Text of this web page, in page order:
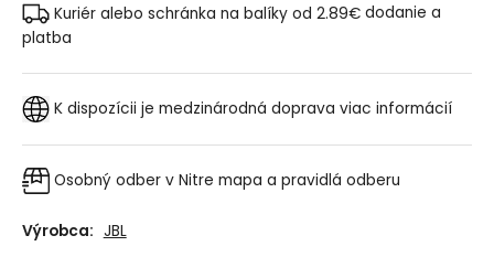
Kuriér alebo schránka na balíky od 2.89€ dodanie a
platba
K dispozícii je medzinárodná doprava viac informácií
Osobný odber v Nitre mapa a pravidlá odberu
Výrobca: JBL